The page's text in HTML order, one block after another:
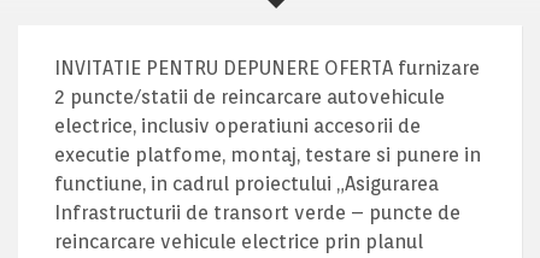
INVITATIE PENTRU DEPUNERE OFERTA furnizare
2 puncte/statii de reincarcare autovehicule
electrice, inclusiv operatiuni accesorii de
executie platfome, montaj, testare si punere in
functiune, in cadrul proiectului „Asigurarea
Infrastructurii de transort verde – puncte de
reincarcare vehicule electrice prin planul